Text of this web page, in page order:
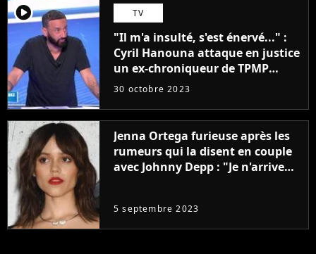
player2 TV
"Il m'a insulté, s'est énervé..." :
Cyril Hanouna attaque en justice
un ex-chroniqueur de TPMP
après de graves accusations
30 octobre 2023
Jenna Ortega furieuse après les
rumeurs qui la disent en couple
avec Johnny Depp : "Je n'arrive
5 septembre 2023